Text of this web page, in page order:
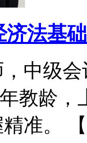
济法基
中级
教龄
准。